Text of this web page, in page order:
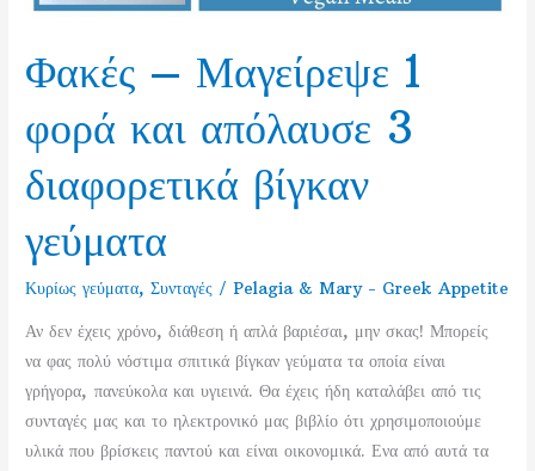
Φακές – Μαγείρεψε 1
φορά και απόλαυσε 3
διαφορετικά βίγκαν
γεύματα
Κυρίως γεύματα,Συνταγές /Pelagia & Mary - Greek Appetite
Αν δεν έχεις χρόνο, διάθεση ή απλά βαριέσαι, μην σκας! Μπορείς
να φας πολύ νόστιμα σπιτικά βίγκαν γεύματα τα οποία είναι
γρήγορα, πανεύκολα και υγιεινά. Θα έχεις ήδη καταλάβει από τις
συνταγές μας και το ηλεκτρονικό μας βιβλίο ότι χρησιμοποιούμε
υλικά που βρίσκεις παντού και είναι οικονομικά. Ενα από αυτά τα